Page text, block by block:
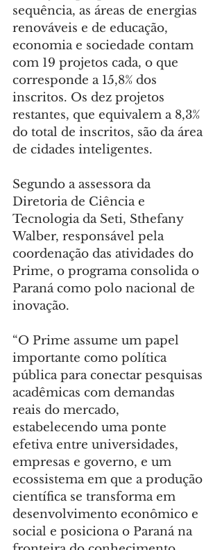
sequência, as áreas de energias
renováveis e de educação,
economia e sociedade contam
com 19 projetos cada, o que
corresponde a 15,8% dos
inscritos. Os dez projetos
restantes, que equivalem a 8,3%
do total de inscritos, são da área
de cidades inteligentes.
Segundo a assessora da
Diretoria de Ciência e
Tecnologia da Seti, Sthefany
Walber, responsável pela
coordenação das atividades do
Prime, o programa consolida o
Paraná como polo nacional de
inovação.
“O Prime assume um papel
importante como política
pública para conectar pesquisas
acadêmicas com demandas
reais do mercado,
estabelecendo uma ponte
efetiva entre universidades,
empresas e governo, e um
ecossistema em que a produção
científica se transforma em
desenvolvimento econômico e
social e posiciona o Paraná na